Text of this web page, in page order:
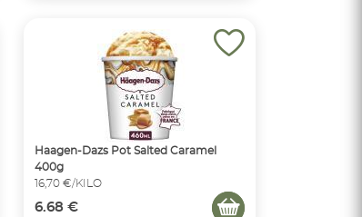
Haagen-Dazs Pot Salted Caramel
400g
16,70 €/KILO
6.68 €